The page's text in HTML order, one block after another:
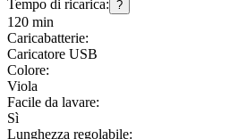
Tempo di ricarica: ?
120 min
Caricabatterie:
Caricatore USB
Colore:
Viola
Facile da lavare:
Sì
Lunghezza regolabile: